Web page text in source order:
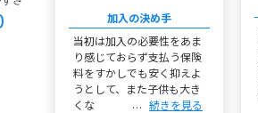
加入の決め手
当初は加入の必要性をあま
り感じておらず支払う保険
料をすかしでも安く抑えよ
うとして、また子供も大き
くな
続きを見る